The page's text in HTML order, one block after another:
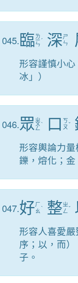
045.臨ㄌ
ㄧ
ㄣ
ˊ 深ㄕ
ㄣ
形容謹慎小
冰」）
046.眾 ㄓ
ㄨ
ㄥ
ˋ 口 ㄎ
ㄡˇ
形容輿論力
鑠，熔化；金
047.好ㄏ
ㄠˋ 整ㄓ
ㄥ ˇ
形容人喜愛
序；以，而
子。